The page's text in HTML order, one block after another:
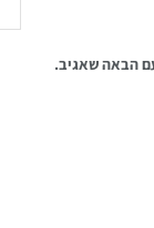
הבאה שאגיב.